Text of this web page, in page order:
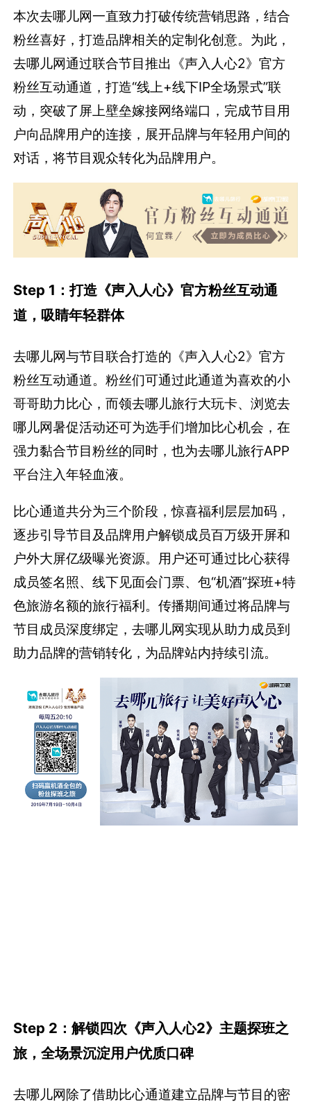
本次去哪儿网一直致力打破传统营销思路，结合
粉丝喜好，打造品牌相关的定制化创意。为此，
去哪儿网通过联合节目推出《声入人心2》官方
粉丝互动通道，打造“线上+线下IP全场景式”联
动，突破了屏上壁垒嫁接网络端口，完成节目用
户向品牌用户的连接，展开品牌与年轻用户间的
对话，将节目观众转化为品牌用户。
Step 1：打造《声入人心》官方粉丝互动通
道，吸睛年轻群体
去哪儿网与节目联合打造的《声入人心2》官方
粉丝互动通道。粉丝们可通过此通道为喜欢的小
哥哥助力比心，而领去哪儿旅行大玩卡、浏览去
哪儿网暑促活动还可为选手们增加比心机会，在
强力黏合节目粉丝的同时，也为去哪儿旅行APP
平台注入年轻血液。
比心通道共分为三个阶段，惊喜福利层层加码，
逐步引导节目及品牌用户解锁成员百万级开屏和
户外大屏亿级曝光资源。用户还可通过比心获得
成员签名照、线下见面会门票、包“机酒”探班+特
色旅游名额的旅行福利。传播期间通过将品牌与
节目成员深度绑定，去哪儿网实现从助力成员到
助力品牌的营销转化，为品牌站内持续引流。
Step 2：解锁四次《声入人心2》主题探班之
旅，全场景沉淀用户优质口碑
去哪儿网除了借助比心通道建立品牌与节目的密